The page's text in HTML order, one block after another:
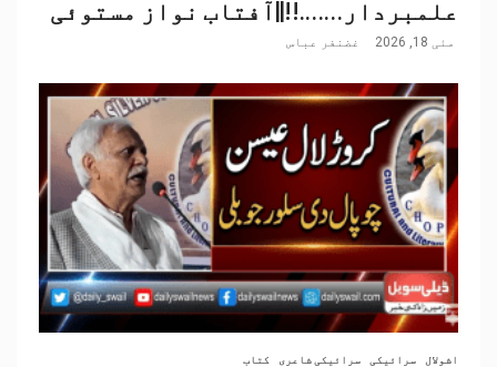
علمبردار…….!!||آفتاب نواز مستوئی
مئی 18, 2026 غضنفر عباس
اشولال سرائیکی سرائیکی شاعری کتاب